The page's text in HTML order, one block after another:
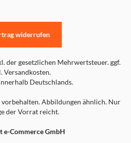
der gesetzlichen Mehrwertsteuer. ggf.
Versandkosten.
Deutschlands.
Abbildungen ähnlich. Nur
der Vorrat reicht.
e-Commerce GmbH
widerrufen